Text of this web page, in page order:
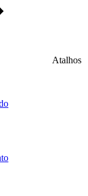
Atalhos